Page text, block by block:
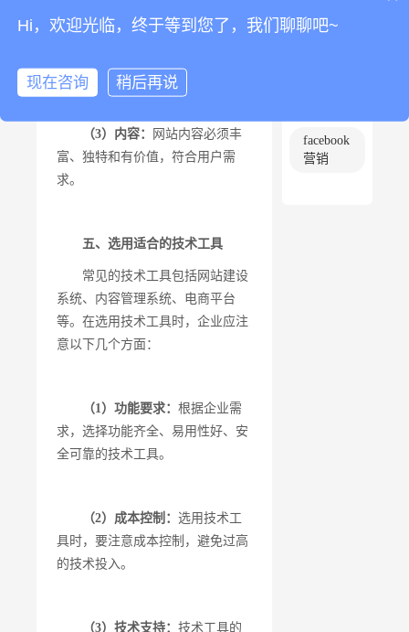
的关键词，提高搜索引擎排名。
（3）内容：
网站内容必须丰
富、独特和有价值，符合用户需
求。
五、选用适合的技术工具
常见的技术工具包括网站建设
系统、内容管理系统、电商平台
等。在选用技术工具时，企业应注
意以下几个方面：
（1）功能要求： 根据企业需
求，选择功能齐全、易用性好、安
全可靠的技术工具。
（2）成本控制： 选用技术工
具时，要注意成本控制，避免过高
的技术投入。
（3）技术支持： 技术工具的
外贸营
销
facebook
营销
Hi，欢迎光临，终于等到您了，我们聊聊吧~
现在咨询 稍后再说